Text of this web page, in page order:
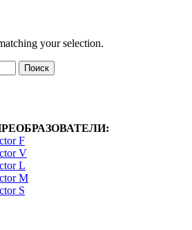
your selection.
Поиск
F
V
L
M
S